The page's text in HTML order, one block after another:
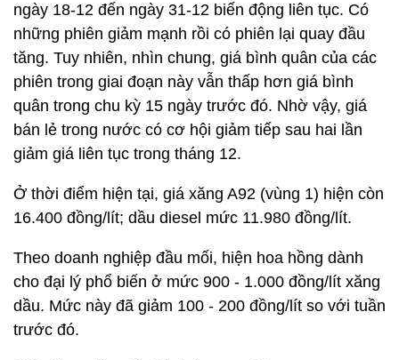
ngày 18-12 đến ngày 31-12 biến động liên tục. Có
những phiên giảm mạnh rồi có phiên lại quay đầu
tăng. Tuy nhiên, nhìn chung, giá bình quân của các
phiên trong giai đoạn này vẫn thấp hơn giá bình
quân trong chu kỳ 15 ngày trước đó. Nhờ vậy, giá
bán lẻ trong nước có cơ hội giảm tiếp sau hai lần
giảm giá liên tục trong tháng 12.
Ở thời điểm hiện tại, giá xăng A92 (vùng 1) hiện còn
16.400 đồng/lít; dầu diesel mức 11.980 đồng/lít.
Theo doanh nghiệp đầu mối, hiện hoa hồng dành
cho đại lý phổ biến ở mức 900 - 1.000 đồng/lít xăng
dầu. Mức này đã giảm 100 - 200 đồng/lít so với tuần
trước đó.